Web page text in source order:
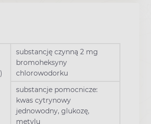
substancję czynną 2 mg
bromoheksyny
chlorowodorku
substancje pomocnicze:
kwas cytrynowy
jednowodny, glukozę,
metylu